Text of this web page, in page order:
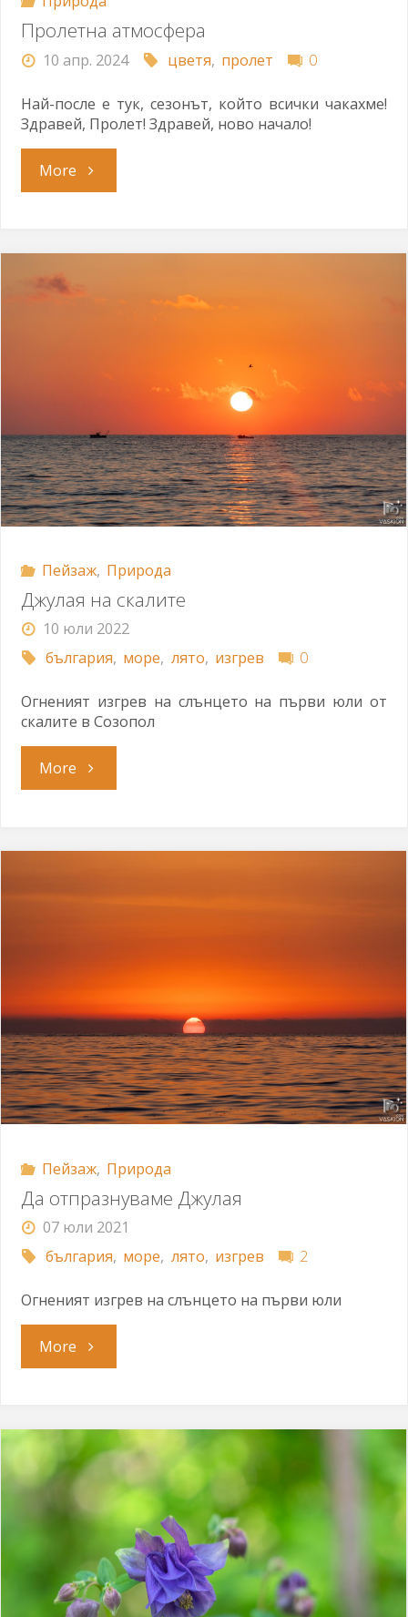
Пролетна атмосфера
10 апр. 2024 цветя, пролет 0
Най-после е тук, сезонът, който всички чакахме!
Здравей, Пролет! Здравей, ново начало!
More"Пролетна
Пейзаж, Природа
Джулая на скалите
10 юли 2022
българия, море, лято, изгрев 0
Огненият изгрев на слънцето на първи юли от
скалите в Созопол
More"Джулая
скалите"
Пейзаж, Природа
Да отпразнуваме Джулая
07 юли 2021
българия, море, лято, изгрев 2
Огненият изгрев на слънцето на първи юли
More"Да
Джулая"